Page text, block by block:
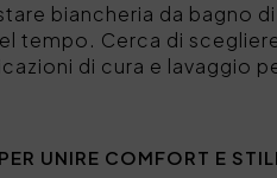
biancheria da bagno
tempo. Cerca di
di cura e lavaggio
UNIRE COMFORT E